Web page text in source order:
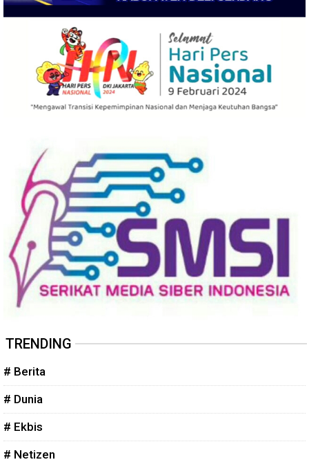
TRENDING
# Berita
# Dunia
# Ekbis
# Netizen